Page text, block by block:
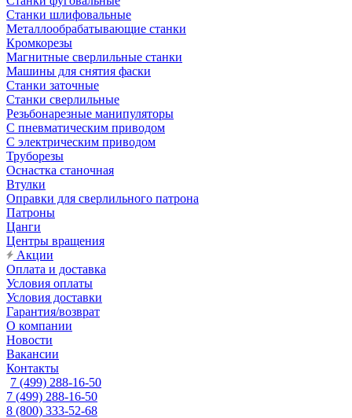
Станки шлифовальные
Металлообрабатывающие станки
Кромкорезы
Магнитные сверлильные станки
Машины для снятия фаски
Станки заточные
Станки сверлильные
Резьбонарезные манипуляторы
С пневматическим приводом
С электрическим приводом
Труборезы
Оснастка станочная
Втулки
Оправки для сверлильного патрона
Патроны
Цанги
Центры вращения
Акции
Оплата и доставка
Условия оплаты
Условия доставки
Гарантия/возврат
О компании
Новости
Вакансии
Контакты
7 (499) 288-16-50
7 (499) 288-16-50
8 (800) 333-52-68